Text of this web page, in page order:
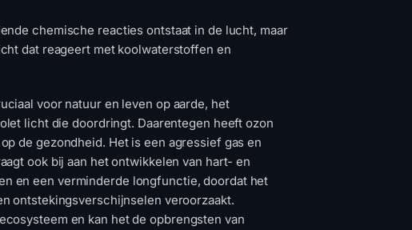
chemische reacties ontstaat in de lucht, maar
dat reageert met koolwaterstoffen en
voor natuur en leven op aarde, het
licht die doordringt. Daarentegen heeft ozon
de gezondheid. Het is een agressief gas en
ook bij aan het ontwikkelen van hart- en
en een verminderde longfunctie, doordat het
ontstekingsverschijnselen veroorzaakt.
en kan het de opbrengsten van